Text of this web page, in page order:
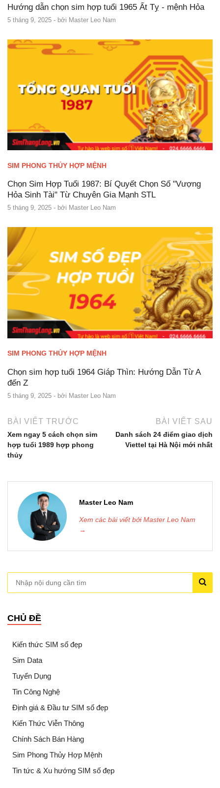
Hướng dẫn chọn sim hợp tuổi 1965 Ất Tỵ - mệnh Hỏa
5 tháng 9, 2025 - bởi Master Leo Nam
SIM PHONG THỦY HỢP MỆNH
Chọn Sim Hợp Tuổi 1987: Bí Quyết Chọn Số "Vượng
Hỏa Sinh Tài" Từ Chuyên Gia Mạnh STL
5 tháng 9, 2025 - bởi Master Leo Nam
SIM PHONG THỦY HỢP MỆNH
Chọn sim hợp tuổi 1964 Giáp Thìn: Hướng Dẫn Từ A
đến Z
5 tháng 9, 2025 - bởi Master Leo Nam
BÀI VIẾT TRƯỚC
Xem ngay 5 cách chọn sim
hợp tuổi 1989 hợp phong
thủy
BÀI VIẾT SAU
Danh sách 24 điểm giao dịch
Viettel tại Hà Nội mới nhất
Master Leo Nam
Xem các bài viết bởi Master Leo Nam
→
CHỦ ĐỀ
Kiến thức SIM số đẹp
Sim Data
Tuyển Dụng
Tin Công Nghệ
Định giá & Đầu tư SIM số đẹp
Kiến Thức Viễn Thông
Chính Sách Bán Hàng
Sim Phong Thủy Hợp Mệnh
Tin tức & Xu hướng SIM số đẹp